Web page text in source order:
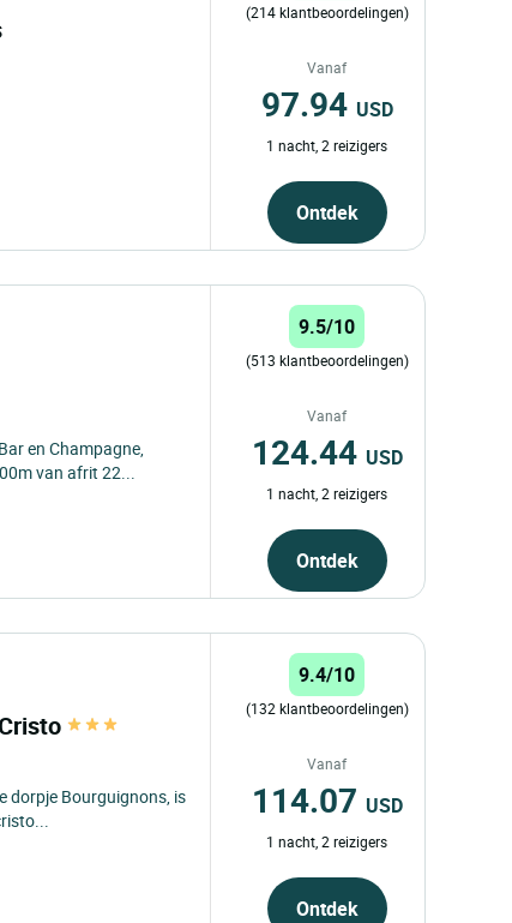
(214 klantbeoordelingen)
Vanaf
97.94 USD
1 nacht, 2 reizigers
Ontdek
en Champagne,
van afrit 22...
9.5/10
(513 klantbeoordelingen)
Vanaf
124.44 USD
1 nacht, 2 reizigers
Ontdek
dorpje Bourguignons, is
9.4/10
(132 klantbeoordelingen)
Vanaf
114.07 USD
1 nacht, 2 reizigers
Ontdek